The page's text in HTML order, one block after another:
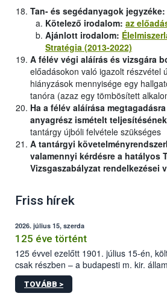
Tan- és segédanyagok jegyzéke:
Kötelező irodalom: az
Ajánlott irodalom:
Stratégia (2013-2022)
A félév végi aláírás és vizsgára
előadásokon való igazolt részvétel
hiányzások mennyisége egy
tanóra (azaz egy tömbösített
Ha a félév aláírása
anyagrész ismételt
tantárgy újbóli felvétele szükséges
A tantárgyi
valamennyi kérdésre a hatályos
Vizsgaszabályzat rendelkezései
Friss hírek
2026. július 15, szerda
125 éve történt
125 évvel ezelőtt 1901. július 15-én,
csak részben – a budapesti m. kir.
állomás a Kis Rókus utca 15. szám
tervezett új épületébe.
TOVÁBB >